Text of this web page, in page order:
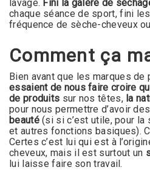
lavage. Fini la galère de
chaque séance de sport, fini
fréquence de sèche-cheveux
Comment ça
Bien avant que les marques de
essaient de nous faire croire
de produits sur nos têtes,la
pour nous permettre d’avoir des
beauté(si si c’est utile, pour la
et autres fonctions basiques).
Certes c’est lui qui est à
cheveux, mais il est surtout un
lui laisse faire son travail.